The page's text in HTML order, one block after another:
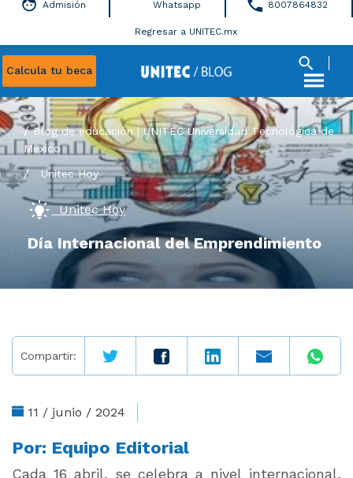
Calcula tu beca
Admisión Whatsapp 8007864832
Regresar a UNITEC.mx
Blog de educación | UNITEC Universidad Tecnológica de
México
/Unitec Hoy
Unitec Hoy
Día Internacional del Emprendimiento
Compartir:
11 / junio / 2024
Por: Equipo Editorial
Cada 16 abril, se celebra a nivel internacional,